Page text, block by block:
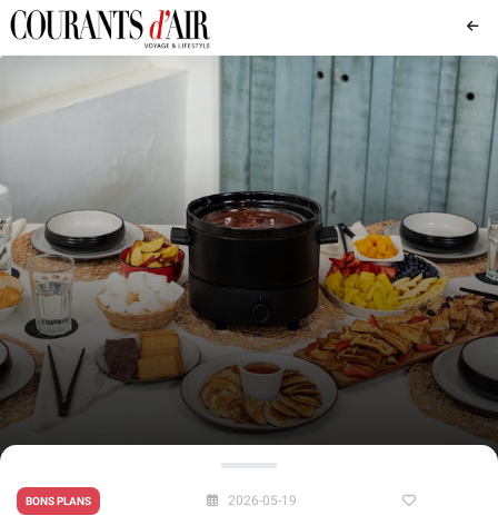
BONS PLANS 2026-05-19